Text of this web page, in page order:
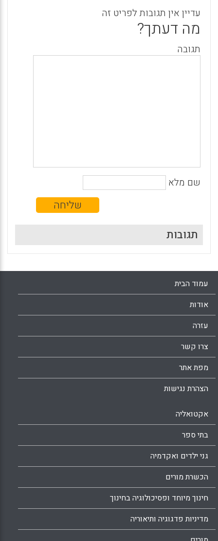
עדיין אין תגובות לפריט זה
מה דעתך?
תגובה
שם מלא
תגובות
עמוד הבית
אודות
עזרה
צרו קשר
מפת אתר
הצהרת נגישות
אקטואליה
בתי ספר
גני ילדים ואקדמיה
הכשרת מורים
חינוך מיוחד ופסיכולוגיה בחינוך
מדיניות פדגוגיה ותיאוריה